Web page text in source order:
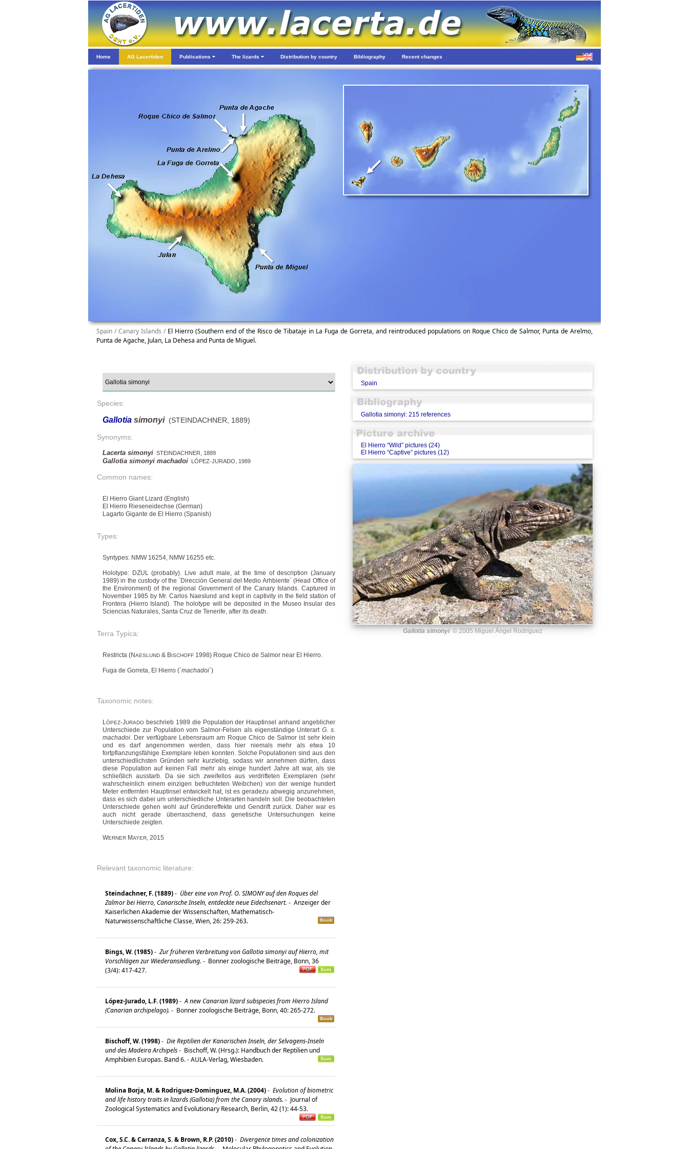
Home AG Lacertiden Publications The lizards Distribution by country Bibliography Recent changes
Spain / Canary Islands / El Hierro (Southern end of the Risco de Tibataje in La Fuga de Gorreta, and reintroduced populations on Roque Chico de Salmor, Punta de Arelmo,
Punta de Agache, Julan, La Dehesa and Punta de Miguel.
Species:
Gallotia simonyi(STEINDACHNER, 1889)
Synonyms:
Lacerta simonyi STEINDACHNER, 1889
Gallotia simonyi machadoi LÓPEZ-JURADO, 1989
Common names:
El Hierro Giant Lizard (English)
El Hierro Rieseneidechse (German)
Lagarto Gigante de El Hierro (Spanish)
Types:
Syntypes: NMW 16254, NMW 16255 etc.
Holotype: DZUL (probably). Live adult male, at the time of description (January
1989) in the custody of the `Dirección General del Medio Arhbiente` (Head Office of
the Environment) of the regional Government of the Canary Islands. Captured in
November 1985 by Mr. Carlos Naeslund and kept in captivity in the field station of
Frontera (Hierro Island). The holotype will be deposited in the Museo Insular des
Sciencias Naturales, Santa Cruz de Tenerife, after its death.
Terra Typica:
Restricta (NAESLUND & B ISCHOFF 1998) Roque Chico de Salmor near El Hierro.
Fuga de Gorreta, El Hierro (`machadoi`)
Taxonomic notes:
LÓPEZ-JURADO beschrieb 1989 die Population der Hauptinsel anhand angeblicher
Unterschiede zur Population vom Salmor-Felsen als eigenständige UnterartG. s.
machadoi. Der verfügbare Lebensraum am Roque Chico de Salmor ist sehr klein
und es darf angenommen werden, dass hier niemals mehr als etwa 10
fortpflanzungsfähige Exemplare leben konnten. Solche Populationen sind aus den
unterschiedlichsten Gründen sehr kurzlebig, sodass wir annehmen dürfen, dass
diese Population auf keinen Fall mehr als einige hundert Jahre alt war, als sie
schließlich ausstarb. Da sie sich zweifellos aus verdrifteten Exemplaren (sehr
wahrscheinlich einem einzigen befruchteten Weibchen) von der wenige hundert
Meter entfernten Hauptinsel entwickelt hat, ist es geradezu abwegig anzunehmen,
dass es sich dabei um unterschiedliche Unterarten handeln soll. Die beobachteten
Unterschiede gehen wohl auf Gründereffekte und Gendrift zurück. Daher war es
auch nicht gerade überraschend, dass genetische Untersuchungen keine
Unterschiede zeigten.
WERNER MAYER, 2015
Relevant taxonomic literature:
Steindachner, F. (1889)- Über eine von Prof. O. SIMONY auf den Roques del
Zalmor bei Hierro, Canarische Inseln, entdeckte neue Eidechsenart. - Anzeiger der
Kaiserlichen Akademie der Wissenschaften, Mathematisch-
Naturwissenschaftliche Classe, Wien, 26: 259-263.
Bings, W. (1985)- Zur früheren Verbreitung von Gallotia simonyi auf Hierro, mit
Vorschlägen zur Wiederansiedlung. - Bonner zoologische Beiträge, Bonn, 36
(3/4): 417-427.
López-Jurado, L.F. (1989)- A new Canarian lizard subspecies from Hierro Island
(Canarian archipelago). - Bonner zoologische Beiträge, Bonn, 40: 265-272.
Bischoff, W. (1998)- Die Reptilien der Kanarischen Inseln, der Selvagens-Inseln
und des Madeira Archipels- Bischoff, W. (Hrsg.): Handbuch der Reptilien und
Amphibien Europas. Band 6. - AULA-Verlag, Wiesbaden.
Molina Borja, M. & Rodriguez-Dominguez, M.A. (2004)- Evolution of biometric
and life history traits in lizards (Gallotia) from the Canary islands. - Journal of
Zoological Systematics and Evolutionary Research, Berlin, 42 (1): 44-53.
Cox, S.C. & Carranza, S. & Brown, R.P. (2010)- Divergence times and colonization
Spain
Gallotia simonyi: 215 references
El Hierro “Wild” pictures (24)
El Hierro “Captive” pictures (12)
Gallotia simonyi© 2005 Miguel Ángel Rodríguez